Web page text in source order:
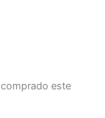
este